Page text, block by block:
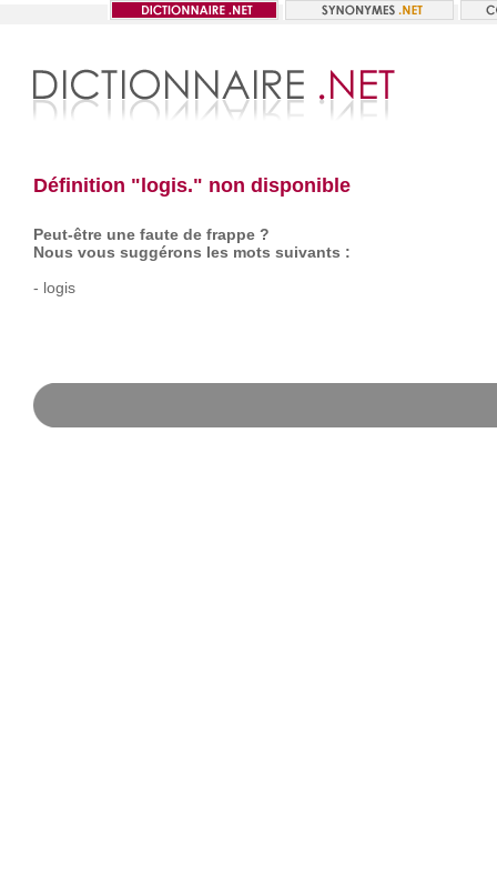
Définition "logis." non disponible
Peut-être une faute de frappe ?
Nous vous suggérons les mots suivants :
- logis